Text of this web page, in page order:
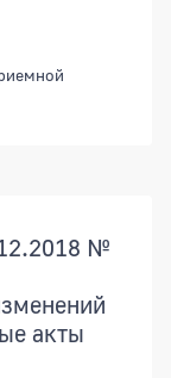
№
акты